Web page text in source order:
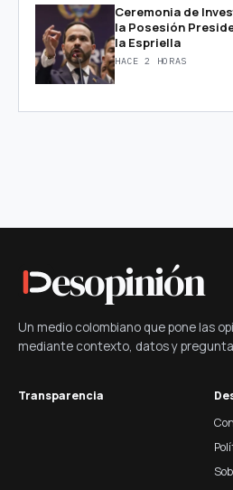
Ceremonia de
la Posesión
la Espriella
HACE 2 HORAS
esopinión
Un medio colombiano que pone las
mediante contexto, datos y
Transparencia